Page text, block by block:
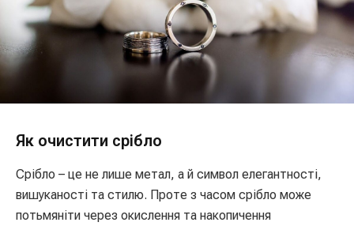
Як очистити срібло
Срібло – це не лише метал, а й символ елегантності,
вишуканості та стилю. Проте з часом срібло може
потьмяніти через окислення та накопичення